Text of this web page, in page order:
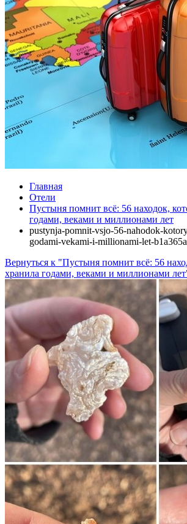
Главная
Отели
Пустыня помнит всё: 56 находок,
годами, веками и миллионами лет
pustynja-pomnit-vsjo-56-nahodok-
godami-vekami-i-millionami-let-b1a365a
Вернуться к "Пустыня помнит всё: 56
хранила годами, веками и миллионами